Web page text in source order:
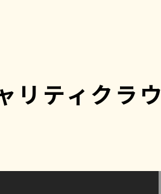
リティクラウ